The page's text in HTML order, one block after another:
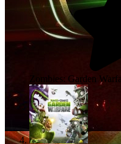
Zombies: Garden